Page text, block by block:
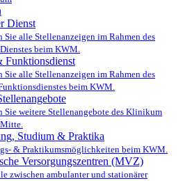
Dienst
Sie alle Stellenanzeigen im Rahmen des
beim KWM.
Funktionsdienst
Sie alle Stellenanzeigen im Rahmen des
beim KWM.
Sie weitere Stellenangebote des Klinikum
Studium & Praktika
& Praktikumsmöglichkeiten beim KWM.
Versorgungszentren (MVZ)
zwischen ambulanter und stationärer